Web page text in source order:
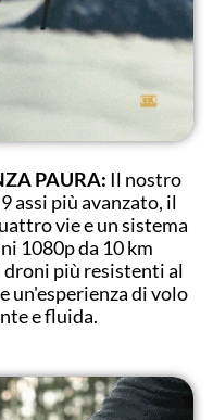
PAURA: Il nostro
assi più avanzato, il
vie e un sistema
1080p da 10 km
più resistenti al
un'esperienza di volo
e fluida.